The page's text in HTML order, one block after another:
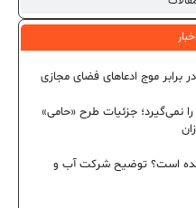
برابر موج ادعاهای فضای مجازی
نمی‌گیرد؛ جزئیات طرح «حامی»
است؟ توضیح شرکت آب و